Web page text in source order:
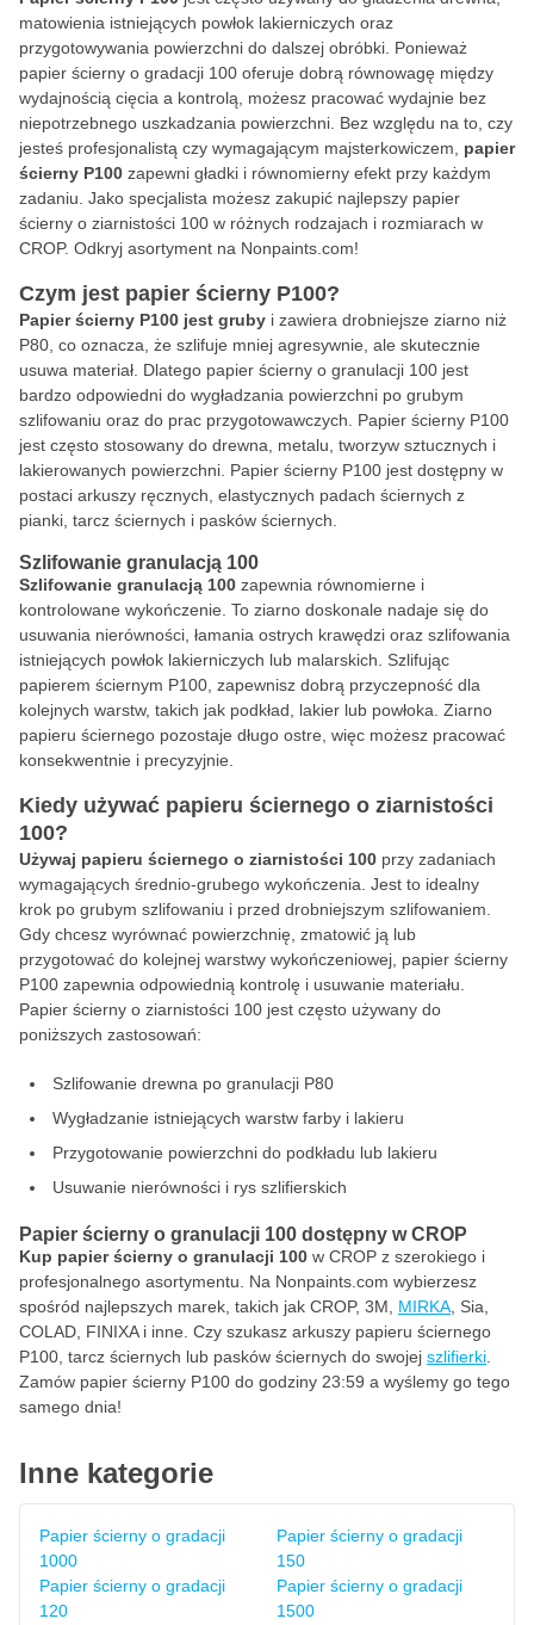
matowienia istniejących powłok lakierniczych oraz
przygotowywania powierzchni do dalszej obróbki. Ponieważ
papier ścierny o gradacji 100 oferuje dobrą równowagę między
wydajnością cięcia a kontrolą, możesz pracować wydajnie bez
niepotrzebnego uszkadzania powierzchni. Bez względu na to, czy
jesteś profesjonalistą czy wymagającym majsterkowiczem, papier
ścierny P100 zapewni gładki i równomierny efekt przy każdym
zadaniu. Jako specjalista możesz zakupić najlepszy papier
ścierny o ziarnistości 100 w różnych rodzajach i rozmiarach w
CROP. Odkryj asortyment na Nonpaints.com!
Czym jest papier ścierny P100?
Papier ścierny P100 jest gruby i zawiera drobniejsze ziarno niż
P80, co oznacza, że szlifuje mniej agresywnie, ale skutecznie
usuwa materiał. Dlatego papier ścierny o granulacji 100 jest
bardzo odpowiedni do wygładzania powierzchni po grubym
szlifowaniu oraz do prac przygotowawczych. Papier ścierny P100
jest często stosowany do drewna, metalu, tworzyw sztucznych i
lakierowanych powierzchni. Papier ścierny P100 jest dostępny w
postaci arkuszy ręcznych, elastycznych padach ściernych z
pianki, tarcz ściernych i pasków ściernych.
Szlifowanie granulacją 100
Szlifowanie granulacją 100 zapewnia równomierne i
kontrolowane wykończenie. To ziarno doskonale nadaje się do
usuwania nierówności, łamania ostrych krawędzi oraz szlifowania
istniejących powłok lakierniczych lub malarskich. Szlifując
papierem ściernym P100, zapewnisz dobrą przyczepność dla
kolejnych warstw, takich jak podkład, lakier lub powłoka. Ziarno
papieru ściernego pozostaje długo ostre, więc możesz pracować
konsekwentnie i precyzyjnie.
Kiedy używać papieru ściernego o ziarnistości
100?
Używaj papieru ściernego o ziarnistości 100 przy zadaniach
wymagających średnio-grubego wykończenia. Jest to idealny
krok po grubym szlifowaniu i przed drobniejszym szlifowaniem.
Gdy chcesz wyrównać powierzchnię, zmatowić ją lub
przygotować do kolejnej warstwy wykończeniowej, papier ścierny
P100 zapewnia odpowiednią kontrolę i usuwanie materiału.
Papier ścierny o ziarnistości 100 jest często używany do
poniższych zastosowań:
Szlifowanie drewna po granulacji P80
Wygładzanie istniejących warstw farby i lakieru
Przygotowanie powierzchni do podkładu lub lakieru
Usuwanie nierówności i rys szlifierskich
Papier ścierny o granulacji 100 dostępny w CROP
Kup papier ścierny o granulacji 100 w CROP z szerokiego i
profesjonalnego asortymentu. Na Nonpaints.com wybierzesz
spośród najlepszych marek, takich jak CROP, 3M, MIRKA , Sia,
COLAD, FINIXA i inne. Czy szukasz arkuszy papieru ściernego
P100, tarcz ściernych lub pasków ściernych do swojej szlifierki
Zamów papier ścierny P100 do godziny 23:59 a wyślemy go tego
samego dnia!
Inne kategorie
Papier ścierny o gradacji
1000
Papier ścierny o gradacji
120
Papier ścierny o gradacji
150
Papier ścierny o gradacji
1500